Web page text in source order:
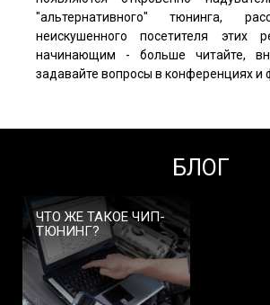
"альтернативного" тюнинга,
неискушенного посетителя этих
начинающим - больше читайте,
задавайте вопросы в конференциях и
БЛОГ
ЧТО ЖЕ ТАКОЕ ЧИП-
ТЮНИНГ?